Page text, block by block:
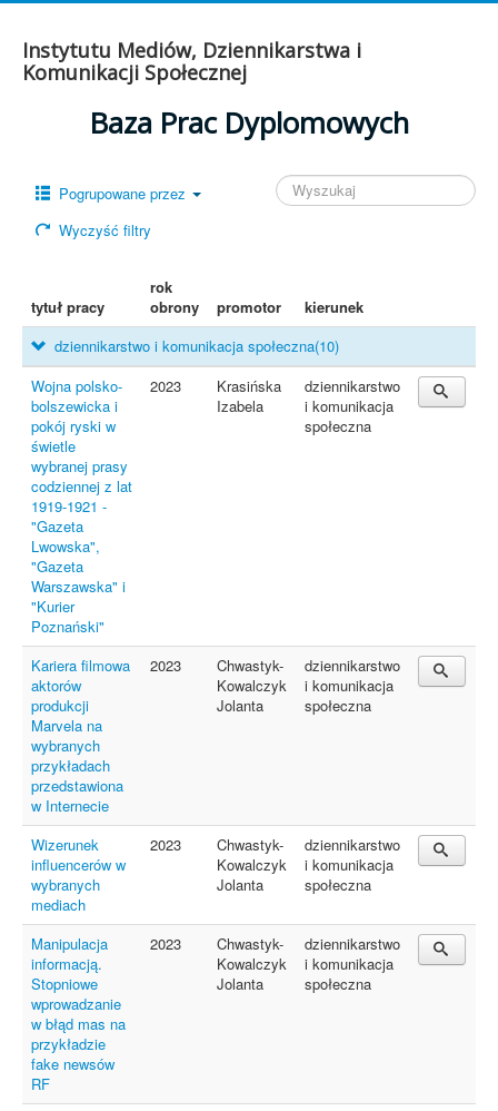
Instytutu Mediów, Dziennikarstwa i
Komunikacji Społecznej
Baza Prac Dyplomowych
Pogrupowane przez
Wyczyść filtry
tytuł pracy
rok
obrony
promotor kierunek
dziennikarstwo i komunikacja społeczna(10)
Wojna polsko-
bolszewicka i
pokój ryski w
świetle
wybranej prasy
codziennej z lat
1919-1921 -
"Gazeta
Lwowska",
"Gazeta
Warszawska" i
"Kurier
Poznański"
2023
Krasińska
Izabela
dziennikarstwo
i komunikacja
społeczna
Kariera filmowa
aktorów
produkcji
Marvela na
wybranych
przykładach
przedstawiona
w Internecie
2023
Chwastyk-
Kowalczyk
Jolanta
dziennikarstwo
i komunikacja
społeczna
Wizerunek
influencerów w
wybranych
mediach
2023
Chwastyk-
Kowalczyk
Jolanta
dziennikarstwo
i komunikacja
społeczna
Manipulacja
informacją.
Stopniowe
wprowadzanie
w błąd mas na
przykładzie
fake newsów
RF
2023
Chwastyk-
Kowalczyk
Jolanta
dziennikarstwo
i komunikacja
społeczna